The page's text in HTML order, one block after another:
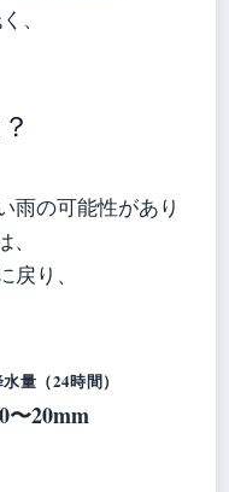
、
雨の可能性があり
り、
量（24時間）
〜20mm